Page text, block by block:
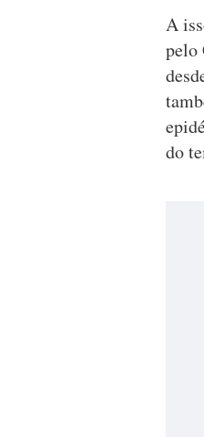
A
pelo
do